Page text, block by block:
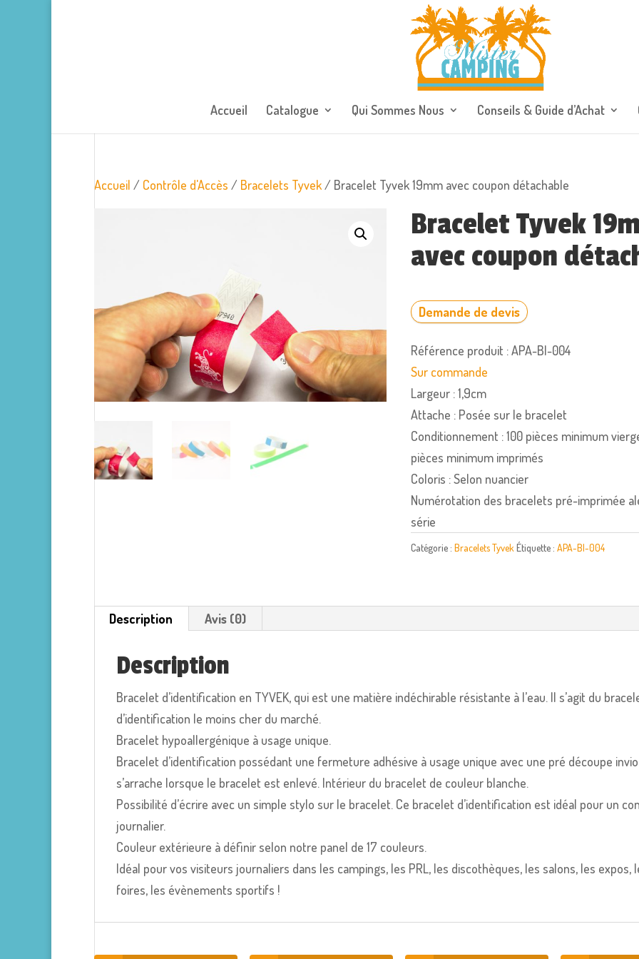
Accueil Catalogue Qui Sommes Nous Conseils & Guide d’Achat
Accueil / Contrôle d'Accès / Bracelets Tyvek/ Bracelet Tyvek 19mm avec coupon détachable
Bracelet Tyvek
avec coupon
Demande de devis
Référence produit : APA-BI-004
Sur commande
Largeur : 1,9cm
Attache : Posée sur le bracelet
Conditionnement : 100 pièces minimum
pièces minimum imprimés
Coloris : Selon nuancier
Numérotation des bracelets pré-imprimée
série
Catégorie :Bracelets Tyvek Étiquette :APA-BI-004
Description Avis (0)
Description
Bracelet d’identification en TYVEK, qui est une matière indéchirable résistante à l’eau. Il s’agit du
d’identification le moins cher du marché.
Bracelet hypoallergénique à usage unique.
Bracelet d’identification possédant une fermeture adhésive à usage unique avec une pré découpe
s’arrache lorsque le bracelet est enlevé. Intérieur du bracelet de couleur blanche.
Possibilité d’écrire avec un simple stylo sur le bracelet. Ce bracelet d’identification est idéal pour un
journalier.
Couleur extérieure à définir selon notre panel de 17 couleurs.
Idéal pour vos visiteurs journaliers dans les campings, les PRL, les discothèques, les salons, les expos,
foires, les évènements sportifs !